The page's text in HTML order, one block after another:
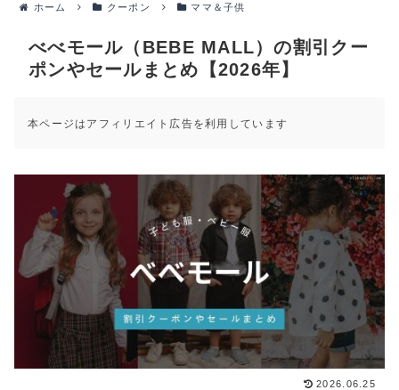
ホーム クーポン ママ＆子供
べべモール（BEBE MALL）の割引クー
ポンやセールまとめ【2026年】
本ページはアフィリエイト広告を利用しています
2026.06.25